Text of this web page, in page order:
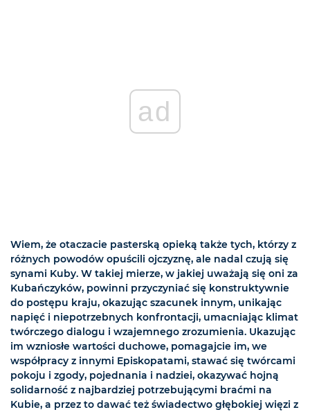
ad
Wiem, że otaczacie pasterską opieką także tych, którzy z
różnych powodów opuścili ojczyznę, ale nadal czują się
synami Kuby. W takiej mierze, w jakiej uważają się oni za
Kubańczyków, powinni przyczyniać się konstruktywnie
do postępu kraju, okazując szacunek innym, unikając
napięć i niepotrzebnych konfrontacji, umacniając klimat
twórczego dialogu i wzajemnego zrozumienia. Ukazując
im wzniosłe wartości duchowe, pomagajcie im, we
współpracy z innymi Episkopatami, stawać się twórcami
pokoju i zgody, pojednania i nadziei, okazywać hojną
solidarność z najbardziej potrzebującymi braćmi na
Kubie, a przez to dawać też świadectwo głębokiej więzi z